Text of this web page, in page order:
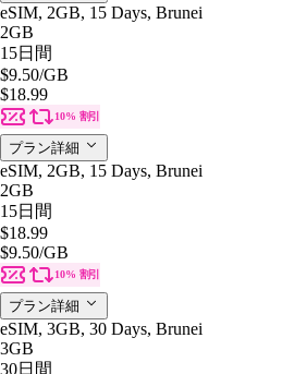
eSIM, 2GB, 15 Days, Brunei
2GB
15日間
$9.50/GB
$18.99
10% 割引
プラン詳細
eSIM, 2GB, 15 Days, Brunei
2GB
15日間
$18.99
$9.50/GB
10% 割引
プラン詳細
eSIM, 3GB, 30 Days, Brunei
3GB
30日間